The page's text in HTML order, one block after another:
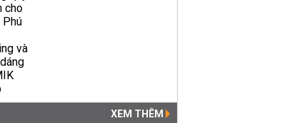
XEM THÊM